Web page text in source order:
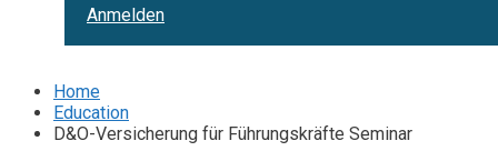
Anmelden
Home
Education
D&O-Versicherung für Führungskräfte Seminar